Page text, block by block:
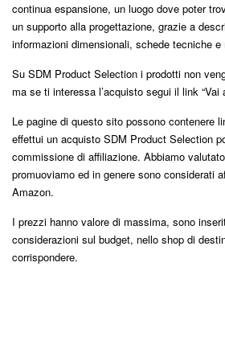
continua espansione, un luogo dove poter
un supporto alla progettazione, grazie a
informazioni dimensionali, schede tecniche e
Su SDM Product Selection i prodotti non
ma se ti interessa l’acquisto segui il link “Vai
Le pagine di questo sito possono contenere
effettui un acquisto SDM Product Selection
commissione di affiliazione. Abbiamo
promuoviamo ed in genere sono considerati
Amazon.
I prezzi hanno valore di massima, sono
considerazioni sul budget, nello shop di
corrispondere.